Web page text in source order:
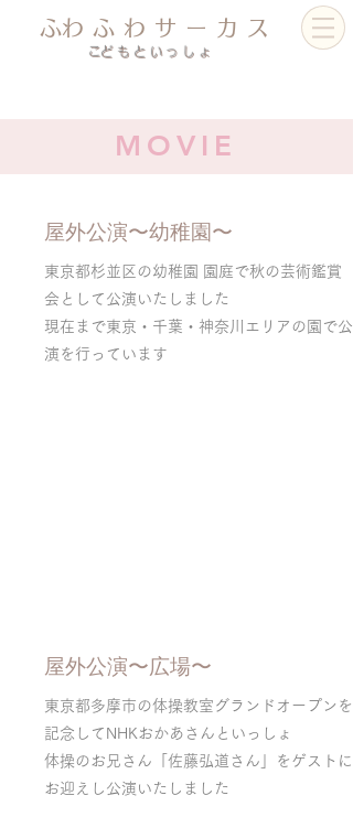
​ふわふわサーカス
​こどもといっしょ
MOVIE
屋外公演〜幼稚園〜
東京都杉並区の幼稚園 園庭で秋の芸術鑑賞
会として公演いたしました
​現在まで東京・千葉・神奈川エリアの園で公
演を行っています
屋外公演〜広場〜
東京都多摩市の体操教室グランドオープンを
記念してNHKおかあさんといっしょ
体操のお兄さん「佐藤弘道さん」をゲストに
お迎えし公演いたしました